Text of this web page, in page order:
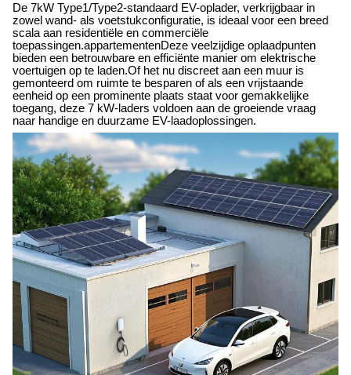
De 7kW Type1/Type2-standaard EV-oplader, verkrijgbaar in
zowel wand- als voetstukconfiguratie, is ideaal voor een breed
scala aan residentiële en commerciële
toepassingen.appartementenDeze veelzijdige oplaadpunten
bieden een betrouwbare en efficiënte manier om elektrische
voertuigen op te laden.Of het nu discreet aan een muur is
gemonteerd om ruimte te besparen of als een vrijstaande
eenheid op een prominente plaats staat voor gemakkelijke
toegang, deze 7 kW-laders voldoen aan de groeiende vraag
naar handige en duurzame EV-laadoplossingen.